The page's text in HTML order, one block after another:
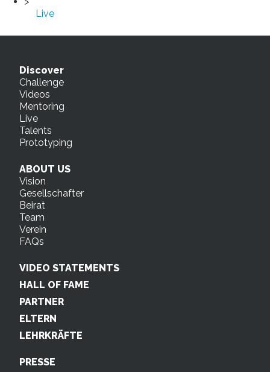
Live
Discover
Challenge
Videos
Mentoring
Live
Talents
Prototyping
ABOUT US
Vision
Gesellschafter
Beirat
Team
Verein
FAQs
VIDEO STATEMENTS
HALL OF FAME
PARTNER
ELTERN
LEHRKRÄFTE
PRESSE